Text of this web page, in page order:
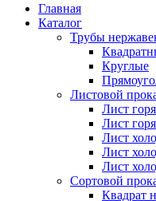
Главная
Каталог
Трубы
Круглые
Листовой
Лист
Лист
Лист
Лист
Лист
Сортовой
Квадрат